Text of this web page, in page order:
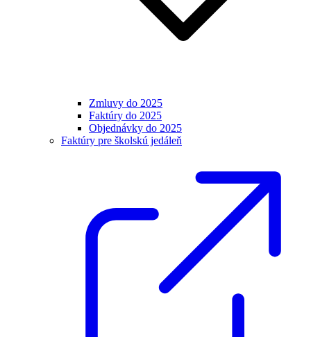
Zmluvy do 2025
Faktúry do 2025
Objednávky do 2025
Faktúry pre školskú jedáleň